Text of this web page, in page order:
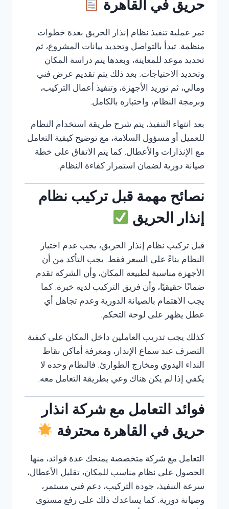
حريق في القاهرة
تمر عملية تنفيذ نظام إنذار الحريق بعدة خطوات
منظمة. تبدأ بالتواصل وتحديد بيانات المشروع، ثم
تحديد موعد للمعاينة، وبعدها يتم دراسة المكان
وتحديد الاحتياجات. بعد ذلك يتم تقديم عرض فني
ومالي، ثم توريد الأجهزة، وتنفيذ أعمال التركيب،
وبرمجة النظام، واختباره بالكامل.
بعد انتهاء التنفيذ، يتم شرح طريقة استخدام النظام
للعميل أو مسؤول السلامة، مع توضيح كيفية التعامل
مع الإنذارات والأعطال. كما يتم الاتفاق على خطة
صيانة دورية لضمان استمرار كفاءة النظام.
نصائح مهمة قبل تركيب نظام
إنذار الحريق
قبل تركيب نظام إنذار الحريق، يجب عدم اختيار
النظام بناءً على السعر فقط. يجب التأكد من أن
الأجهزة مناسبة لطبيعة المكان، وأن الشركة تقدم
ضمانًا حقيقيًا، وأن فريق التركيب لديه خبرة. كما
يجب الاهتمام بالصيانة الدورية وعدم تجاهل أي
عطل يظهر على لوحة التحكم.
كذلك يجب تدريب العاملين داخل المكان على كيفية
التصرف عند سماع الإنذار، ومعرفة أماكن نقاط
النداء اليدوي ومخارج الطوارئ. فالنظام وحده لا
يكفي إذا لم يكن هناك وعي بطريقة التعامل معه.
فوائد التعامل مع شركة انذار
حريق في القاهرة محترفة
التعامل مع شركة متخصصة يمنحك عدة فوائد، منها
الحصول على نظام مناسب للمكان، تقليل الأعطال،
سرعة التنفيذ، جودة التركيب، دعم فني مستمر،
وصيانة دورية. كما يساعدك ذلك على رفع مستوى